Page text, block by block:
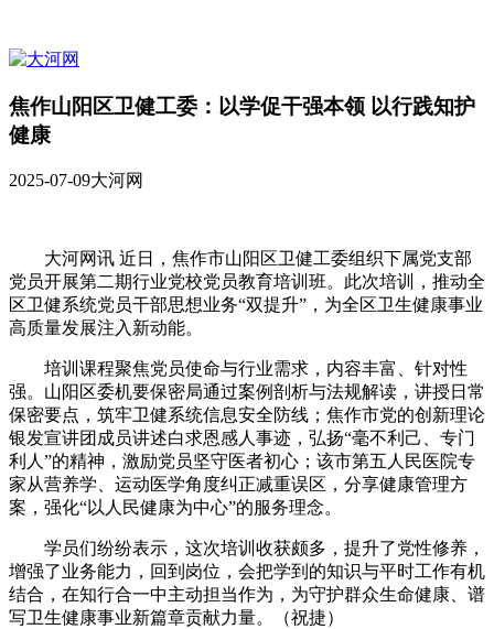
焦作山阳区卫健工委：以学促干强本领 以行践知护
健康
2025-07-09大河网
大河网讯 近日，焦作市山阳区卫健工委组织下属党支部
党员开展第二期行业党校党员教育培训班。此次培训，推动全
区卫健系统党员干部思想业务“双提升”，为全区卫生健康事业
高质量发展注入新动能。
培训课程聚焦党员使命与行业需求，内容丰富、针对性
强。山阳区委机要保密局通过案例剖析与法规解读，讲授日常
保密要点，筑牢卫健系统信息安全防线；焦作市党的创新理论
银发宣讲团成员讲述白求恩感人事迹，弘扬“毫不利己、专门
利人”的精神，激励党员坚守医者初心；该市第五人民医院专
家从营养学、运动医学角度纠正减重误区，分享健康管理方
案，强化“以人民健康为中心”的服务理念。
学员们纷纷表示，这次培训收获颇多，提升了党性修养，
增强了业务能力，回到岗位，会把学到的知识与平时工作有机
结合，在知行合一中主动担当作为，为守护群众生命健康、谱
写卫生健康事业新篇章贡献力量。（祝捷）